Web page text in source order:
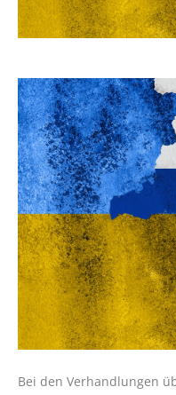
Bei den Verhandlungen